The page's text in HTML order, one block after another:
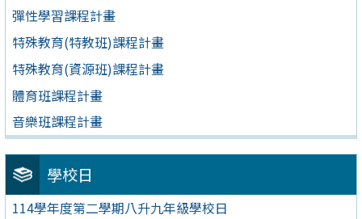
彈性學習課程計畫
特殊教育(特教班)課程計畫
特殊教育(資源班)課程計畫
體育班課程計畫
音樂班課程計畫
學校日
114學年度第二學期八升九年級學校日